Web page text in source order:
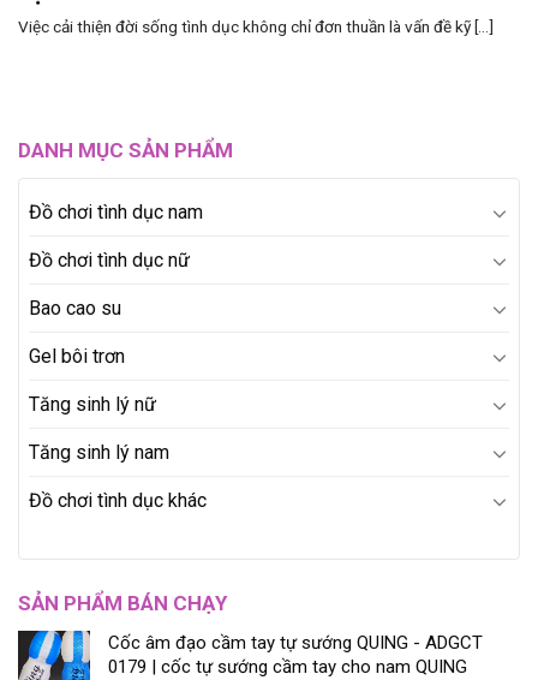
DANH MỤC SẢN PHẨM
Đồ chơi tình dục nam
Đồ chơi tình dục nữ
Bao cao su
Gel bôi trơn
Tăng sinh lý nữ
Tăng sinh lý nam
Đồ chơi tình dục khác
SẢN PHẨM BÁN CHẠY
Cốc âm đạo cầm tay tự sướng QUING - ADGCT
0179 | cốc tự sướng cầm tay cho nam QUING
Việc cải thiện đời sống tình dục không chỉ đơn thuần là vấn đề kỹ [...]